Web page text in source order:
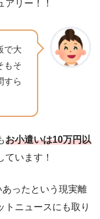
リー！！
で大
もそ
すら
お小遣いは10万円以
ています！
ったという現実離
トニュースにも取り